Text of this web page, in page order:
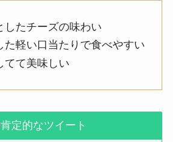
したチーズの味わい
た軽い口当たりで食べやすい
てて美味しい
肯定的なツイート